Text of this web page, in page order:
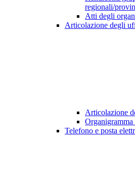
regionali/
Atti degli
Articolazione degli
Articolazione
Organigramma
Telefono e posta